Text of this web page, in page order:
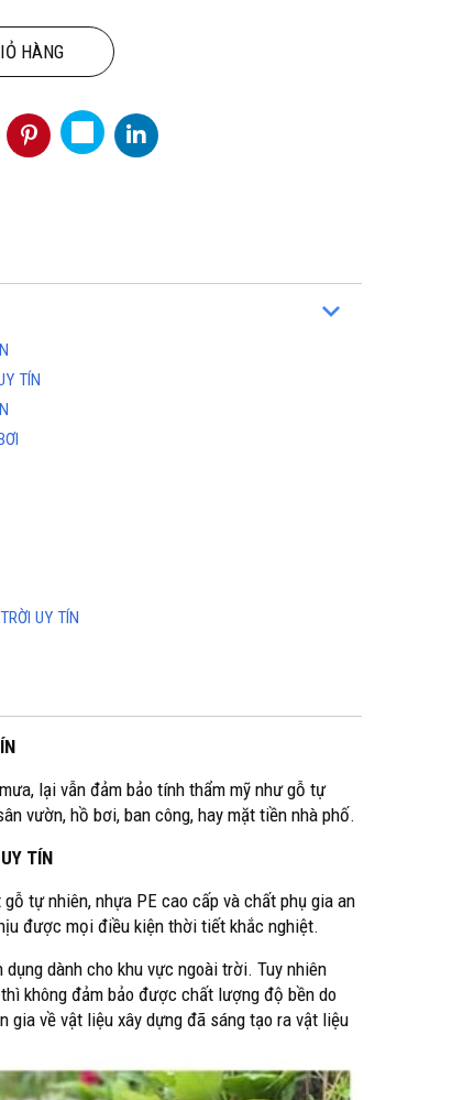
HÀNG
TÍN
UY TÍN
lại vẫn đảm bảo tính thẩm mỹ như gỗ tự
vườn, hồ bơi, ban công, hay mặt tiền nhà phố.
TÍN
tự nhiên, nhựa PE cao cấp và chất phụ gia an
được mọi điều kiện thời tiết khắc nghiệt.
dành cho khu vực ngoài trời. Tuy nhiên
không đảm bảo được chất lượng độ bền do
về vật liệu xây dựng đã sáng tạo ra vật liệu